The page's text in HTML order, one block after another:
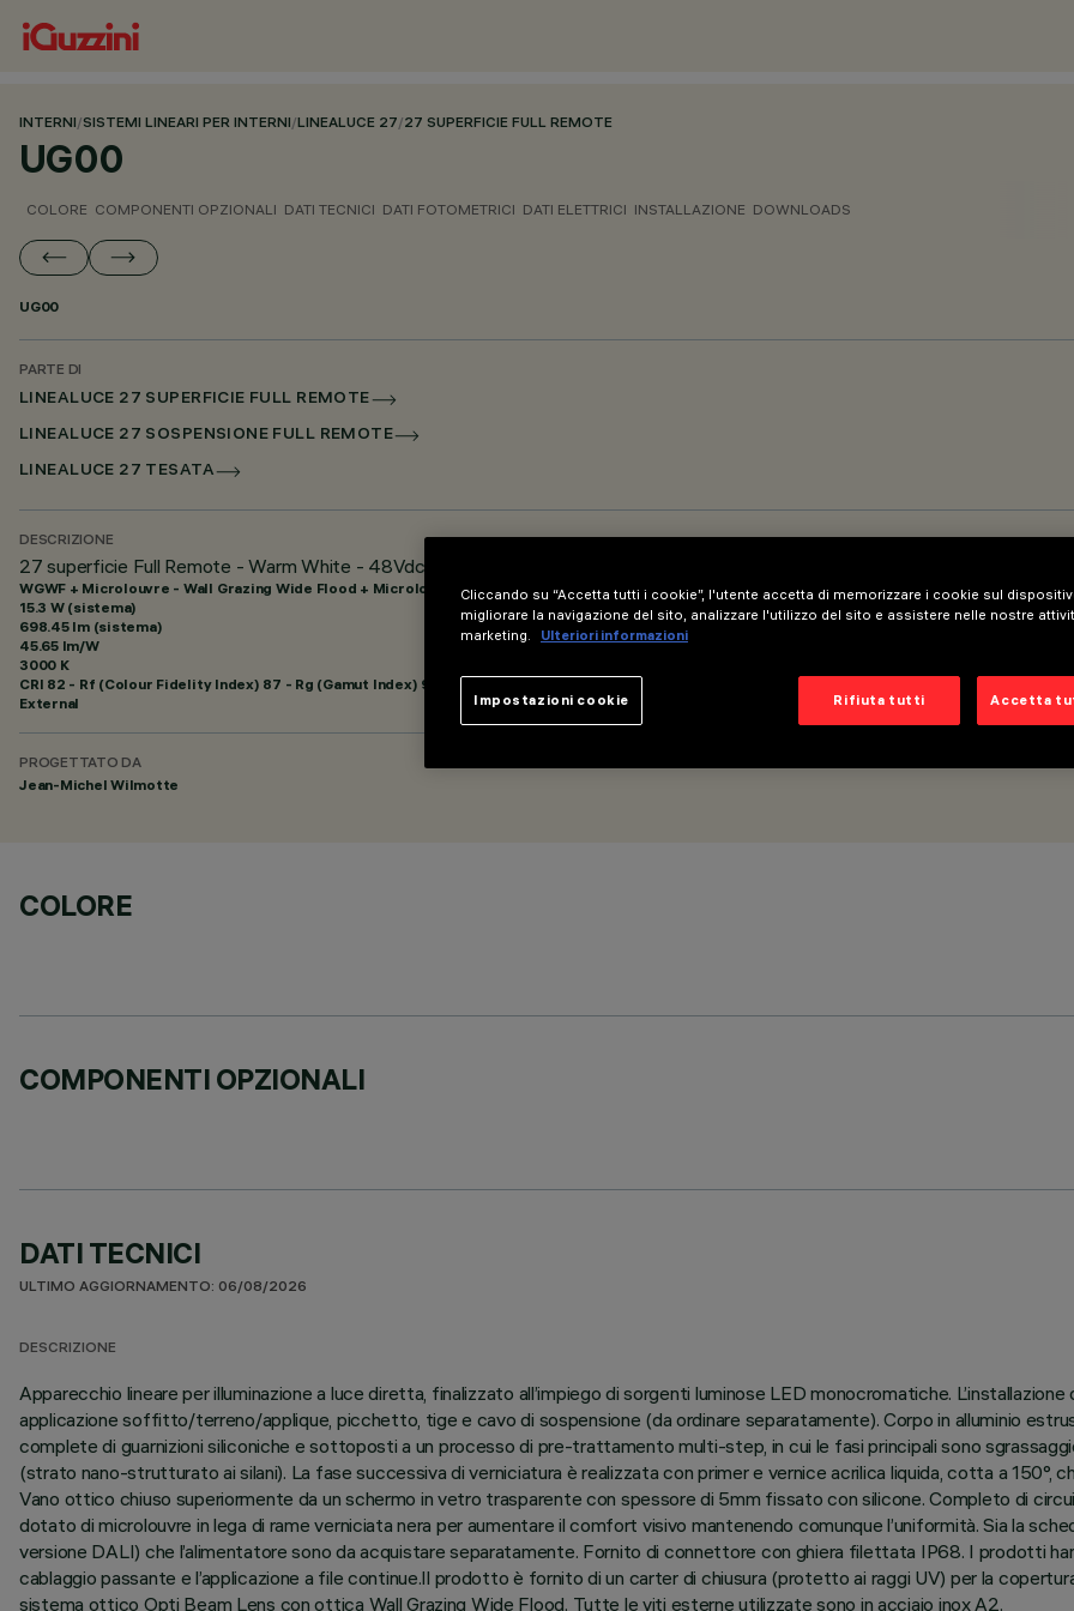
INTERNI/SISTEMI LINEARI PER INTERNI/LINEALUCE 27/27 SUPERFICIE FULL REMOTE
UG00
COLORE COMPONENTI OPZIONALI DATI TECNICI DATI FOTOMETRICI DATI ELETTRICI INSTALLAZIONE DOWNLOADS
UG00
PARTE DI
LINEALUCE 27 SUPERFICIE FULL REMOTE
LINEALUCE 27 SOSPENSIONE FULL REMOTE
LINEALUCE 27 TESATA
DESCRIZIONE
27 superficie Full Remote - Warm White - 48Vdc - L=1216mm - Ottica Wall Grazing Wide Flood - Microlouvre
WGWF + Microlouvre - Wall Grazing Wide Flood + Microlouvre
15.3 W (sistema)
698.45 lm (sistema)
45.65 lm/W
3000 K
CRI 82 - Rf (Colour Fidelity Index) 87 - Rg (Gamut Index) 95
External
PROGETTATO DA
Jean-Michel Wilmotte
COLORE
COMPONENTI OPZIONALI
DATI TECNICI
ULTIMO AGGIORNAMENTO: 06/08/2026
DESCRIZIONE
Apparecchio lineare per illuminazione a luce diretta, finalizzato all’impiego di sorgenti luminose LED monocromatiche.
applicazione soffitto/terreno/applique, picchetto, tige e cavo di sospensione (da ordinare separatamente). Corpo in alluminio
complete di guarnizioni siliconiche e sottoposti a un processo di pre-trattamento multi-step, in cui le fasi principali sono
(strato nano-strutturato ai silani). La fase successiva di verniciatura è realizzata con primer e vernice acrilica liquida, cotta a 150°,
Vano ottico chiuso superiormente da un schermo in vetro trasparente con spessore di 5mm fissato con silicone. Completo di
dotato di microlouvre in lega di rame verniciata nera per aumentare il comfort visivo mantenendo comunque l’uniformità. Sia la
versione DALI) che l’alimentatore sono da acquistare separatamente. Fornito di connettore con ghiera filettata IP68. I prodotti
cablaggio passante e l’applicazione a file continue.Il prodotto è fornito di un carter di chiusura (protetto ai raggi UV) per la
sistema ottico Opti Beam Lens con ottica Wall Grazing Wide Flood. Tutte le viti esterne utilizzate sono in acciaio inox A2.
Cliccando su “Accetta tutti i cookie”, l'utente accetta di memorizzare i cookie sul
migliorare la navigazione del sito, analizzare l'utilizzo del sito e assistere nelle nostre
marketing.
Ulteriori informazioni
Rifiuta tutti Accetta
Impostazioni cookie